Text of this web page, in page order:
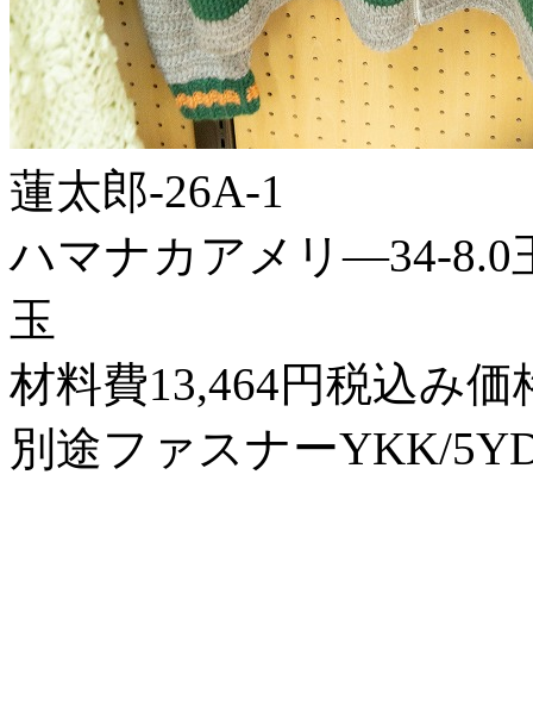
蓮太郎-26A-1
ハマナカアメリ―34-
玉
材料費13,464円税込み価
別途ファスナーYKK/